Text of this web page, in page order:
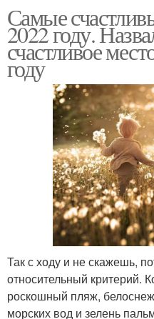
Самые
2022 году.
счастливое
году
Так с ходу и не скажешь,
относительный критерий.
роскошный пляж,
морских вод и зелень